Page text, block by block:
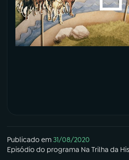
Publicado em31/08/2020
Episódio do programa Na Trilha da